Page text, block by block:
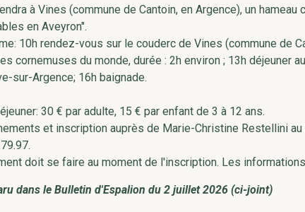
à Vines (commune de Cantoin, en Argence), un
en Aveyron".
10h rendez-vous sur le couderc de Vines (commune de
cornemuses du monde, durée : 2h environ ; 13h déjeuner
sur-Argence; 16h baignade.
30 € par adulte, 15 € par enfant de 3 à 12 ans.
et inscription auprès de Marie-Christine Restellini au
doit se faire au moment de l'inscription. Les
dans le Bulletin d'Espalion du 2 juillet 2026 (ci-joint)